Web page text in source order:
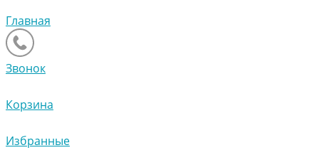
Главная
Звонок
Корзина
Избранные